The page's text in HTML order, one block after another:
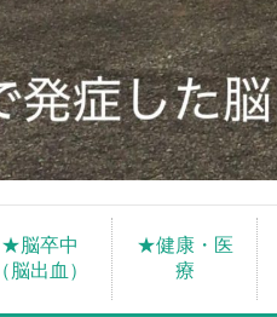
★脳卒中
（脳出血）
★健康・医
療